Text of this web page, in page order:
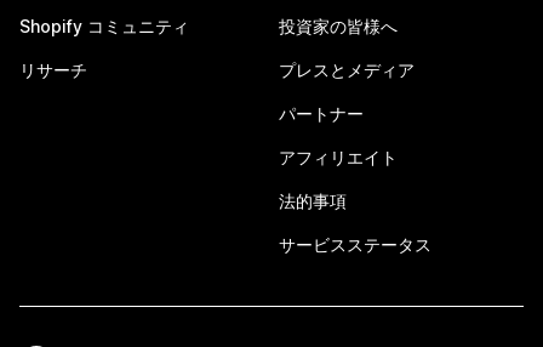
Shopify コミュニティ
リサーチ
投資家の皆様へ
プレスとメディア
パートナー
アフィリエイト
法的事項
サービスステータス